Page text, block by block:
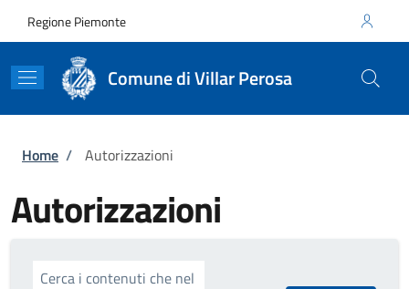
Regione Piemonte
Comune di Villar Perosa
Briciole di pane
Home / Autorizzazioni
Autorizzazioni
Cerca i contenuti che nel